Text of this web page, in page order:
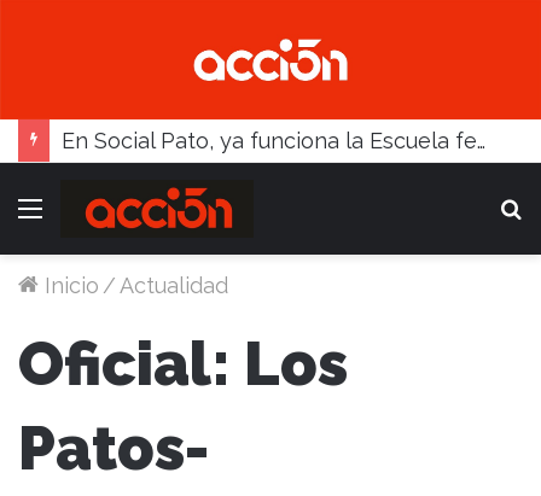
En Social Pato, ya funciona la Escuela femenina de paleta
Menú
Inicio /Actualidad
Oficial: Los
Patos-